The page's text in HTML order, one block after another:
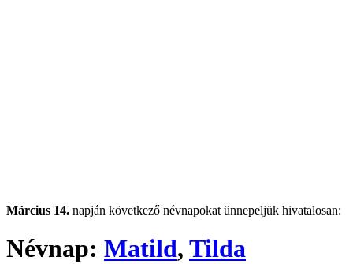
Március 14. napján következő névnapokat ünnepeljük hivatalosan:
Névnap: Matild, Tilda